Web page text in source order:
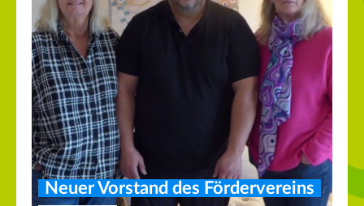
Neuer Vorstand des Fördervereins